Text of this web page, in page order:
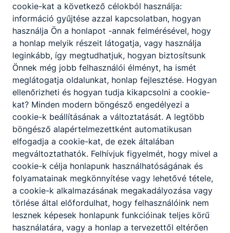
Kovács Andrásné
HRG
ensanahotels.com/hu/szallodak/thermal-
heviz
4tanuló
Esztrol Süteménybolt
8900 Zalaegerszeg, Erdész u.86.
Sipos Roland
tulajdonos
bathory.edu.hu
tanuló
cookie-kat a következő célokból használja:
információ gyűjtése azzal kapcsolatban, hogyan
használja Ön a honlapot -annak felmérésével, hogy
a honlap melyik részeit látogatja, vagy használja
leginkább, így megtudhatjuk, hogyan biztosítsunk
Önnek még jobb felhasználói élményt, ha ismét
meglátogatja oldalunkat, honlap fejlesztése. Hogyan
ellenőrizheti és hogyan tudja kikapcsolni a cookie-
kat? Minden modern böngésző engedélyezi a
cookie-k beállításának a változtatását. A legtöbb
böngésző alapértelmezettként automatikusan
elfogadja a cookie-kat, de ezek általában
megváltoztathatók. Felhívjuk figyelmét, hogy mivel a
cookie-k célja honlapunk használhatóságának és
folyamatainak megkönnyítése vagy lehetővé tétele,
a cookie-k alkalmazásának megakadályozása vagy
törlése által előfordulhat, hogy felhasználóink nem
lesznek képesek honlapunk funkcióinak teljes körű
használatára, vagy a honlap a tervezettől eltérően